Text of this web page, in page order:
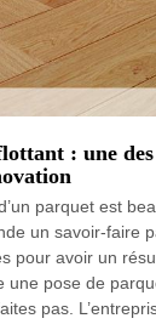
: une
parquet est
un savoir-faire
pour avoir un
une pose de
pas.